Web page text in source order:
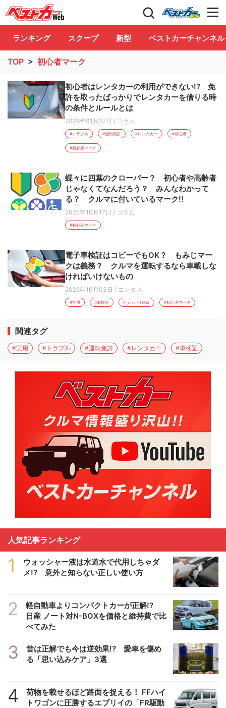
自動車情報誌「ベストカー」 Club
ランキング スクープ 新型 ベストカーチャンネル
TOP > 初心者マーク
初心者はレンタカーの利用ができない!? 免
許を取ったばっかりでレンタカーを借りる時
の条件とルールとは
2026年01月27日 / コラム
#トラブル #運転免許 #レンタカー #初心者
#初心者マーク
蝶々に四葉のクローバー？ 初心者や高齢者
じゃなくてなんだろう？ みんなわかって
る？ クルマに付いているマーク!!
2025年10月17日 / コラム
#初心者マーク
電子車検証はコピーでもOK？ もみじマー
クは義務？ クルマを運転するなら車載しな
ければいけないもの
2025年10月03日 / エンタメ
#実用 #車検証 #うっかり違反 #初心者マーク
関連タグ
#実用 #トラブル #運転免許 #レンタカー #車検証
人気記事ランキング
1
ウォッシャー液は水道水で代用しちゃダ
メ!? 意外と知らない正しい使い方
2
軽自動車よりコンパクトカーが正解!?
日産 ノート対N-BOXを価格と維持費で比
べてみた
3
昔は正解でも今は逆効果!? 愛車を傷め
る「思い込みケア」3選
4
荷物を載せるほど路面を捉える！ FFハイ
トワゴンに圧勝するエブリイの「FR駆動